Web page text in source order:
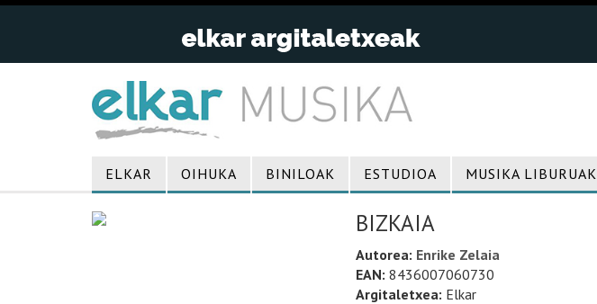
ELKAR OIHUKA BINILOAK ESTUDIOA MUSIKA LIBURUAK
BIZKAIA
Autorea: Enrike Zelaia
EAN: 8436007060730
Argitaletxea: Elkar